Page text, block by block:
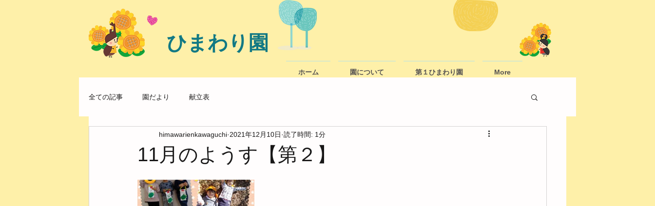
ひまわり園
ホーム 園について 第１ひまわり園 More
全ての記事 園だより 献立表
11月のようす【第２】
himawarienkawaguchi 2021年12月10日 読了時間: 1分